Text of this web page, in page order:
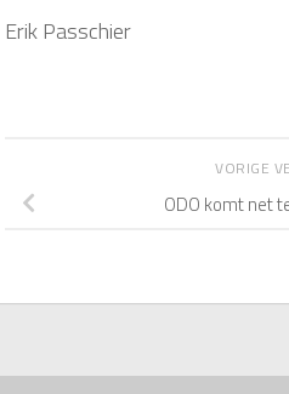
Erik Passchier
VORIGE
ODO komt net